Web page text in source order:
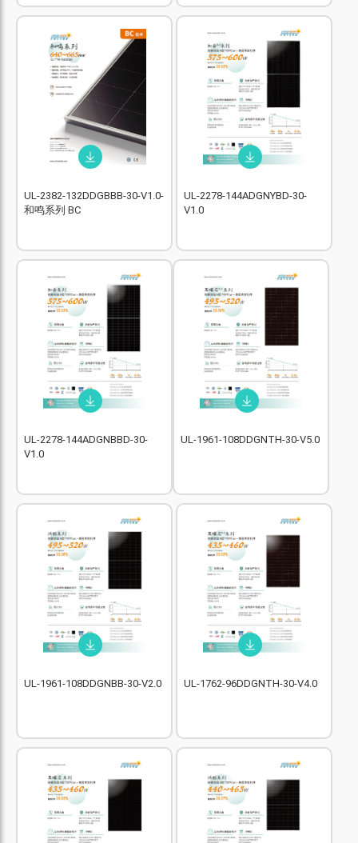
UL-2382-132DDGBBB-30-V1.0-
和鸣系列 BC
UL-2278-144ADGNYBD-30-
V1.0
UL-2278-144ADGNBBD-30-
V1.0
UL-1961-108DDGNTH-30-V5.0
UL-1961-108DDGNBB-30-V2.0 UL-1762-96DDGNTH-30-V4.0